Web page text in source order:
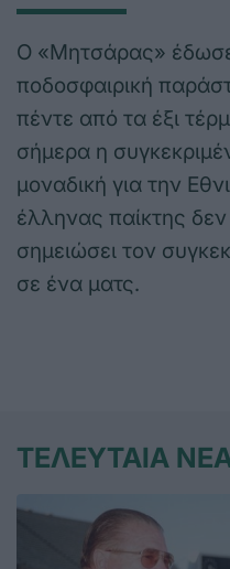
Ο «Μητσάρας» έδωσε
ποδοσφαιρική
πέντε από τα έξι
σήμερα η
μοναδική για την
έλληνας παίκτης
σημειώσει τον
σε ένα ματς.
ΤΕΛΕΥΤΑΙΑ